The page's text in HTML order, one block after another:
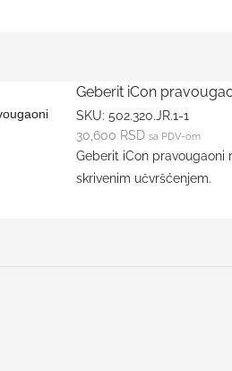
Geberit iCon
SKU: 502.320.JR.1-1
30,600 RSD sa PDV-om
Geberit iCon pravougaoni
skrivenim učvršćenjem.